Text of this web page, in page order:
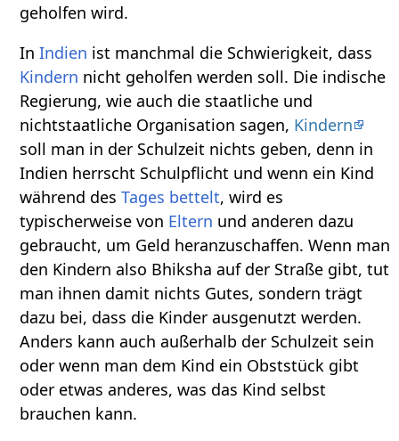
geholfen wird.
InIndien ist manchmal die Schwierigkeit, dass
Kindern nicht geholfen werden soll. Die indische
Regierung, wie auch die staatliche und
nichtstaatliche Organisation sagen, Kindern
soll man in der Schulzeit nichts geben, denn in
Indien herrscht Schulpflicht und wenn ein Kind
während desTages bettelt, wird es
typischerweise von Eltern und anderen dazu
gebraucht, um Geld heranzuschaffen. Wenn man
den Kindern also Bhiksha auf der Straße gibt, tut
man ihnen damit nichts Gutes, sondern trägt
dazu bei, dass die Kinder ausgenutzt werden.
Anders kann auch außerhalb der Schulzeit sein
oder wenn man dem Kind ein Obststück gibt
oder etwas anderes, was das Kind selbst
brauchen kann.